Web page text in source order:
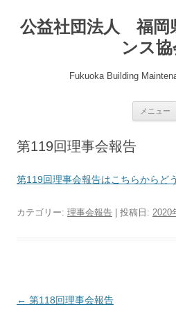
公益社団法人 福岡
ンス協
Fukuoka Building
メニュー
第119回理事会報告
第119回理事会報告はこちらからど
カテゴリー: 理事会報告 | 投稿日: 2020
投
← 第118回理事会報告